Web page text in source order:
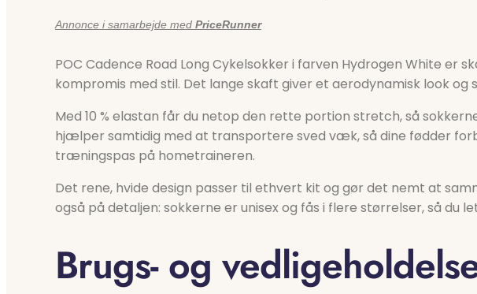
Annonce i samarbejde med PriceRunner
POC Cadence Road Long Cykelsokker i farven Hydrogen White er
kompromis med stil. Det lange skaft giver et aerodynamisk look
Med 10 % elastan får du netop den rette portion stretch, så
hjælper samtidig med at transportere sved væk, så dine fødder
træningspas på hometraineren.
Det rene, hvide design passer til ethvert kit og gør det nemt at
også på detaljen: sokkerne er unisex og fås i flere størrelser, så du
Brugs- og